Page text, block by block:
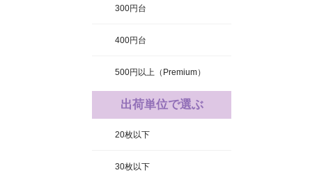
300円台
400円台
500円以上（Premium）
出荷単位で選ぶ
20枚以下
30枚以下